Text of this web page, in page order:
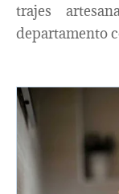
trajes
departamento